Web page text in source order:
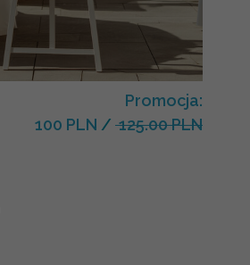
Promocja:
100 PLN / 125.00 PLN